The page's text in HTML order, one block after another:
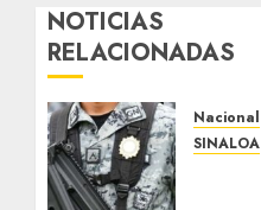
NOTICIAS
RELACIONADAS
Nacional
SINALOA